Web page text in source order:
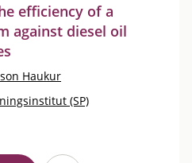
efficiency of a
against diesel oil
Haukur
(SP)